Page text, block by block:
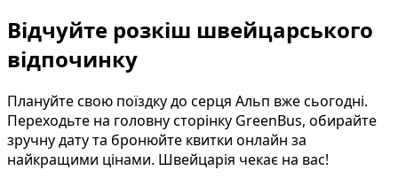
Відчуйте розкіш швейцарського
відпочинку
Плануйте свою поїздку до серця Альп вже сьогодні.
Переходьте на головну сторінку GreenBus, обирайте
зручну дату та бронюйте квитки онлайн за
найкращими цінами. Швейцарія чекає на вас!